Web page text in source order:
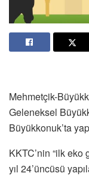
Mehmetçik-
Geleneksel
Büyükkonuk’ta
KKTC’nin “ilk
yıl 24’üncüsü